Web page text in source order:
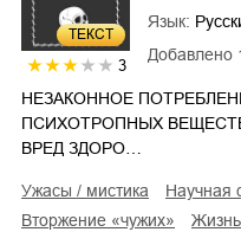
ТЕКСТ
3
Добавлено
Язык:
НЕЗАКОННОЕ
ПСИХОТРОПНЫХ
ВРЕД ЗДОРО…
ужасы / мистика научная
вторжение «чужих»